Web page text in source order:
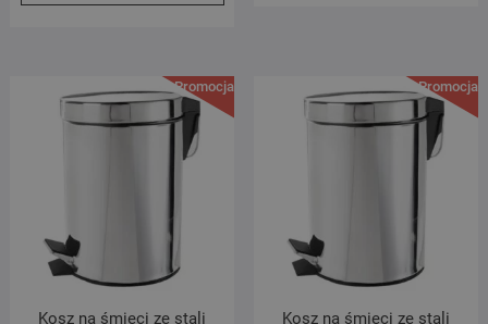
349.00 zł.
299.00 zł.
Promocja!
Kosz na śmieci ze stali
Promocja!
Kosz na śmieci ze stali